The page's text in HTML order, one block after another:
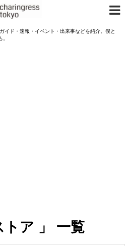
イド・速報・イベント・出来事などを紹介。僕と
トア 」 一覧